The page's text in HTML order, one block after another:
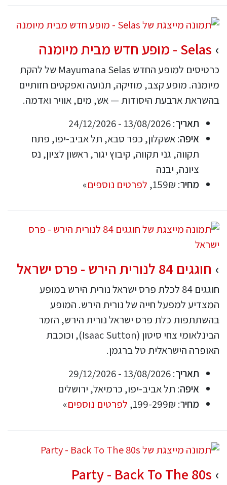
Selas - מופע חדש מבית מיומנה
כרטיסים למופע החדש Mayumana Selas של להקת
מיומנה. מופע קצב, מוזיקה, תנועה ואפקטים חזותיים
בהשראת ארבעת היסודות — אש, מים, אוויר ואדמה.
תאריך: 13/08/2026 - 24/12/2026
איפה: אשקלון, כפר סבא, תל אביב-יפו, פתח
תקווה, גני תקווה, קיבוץ יגור, ראשון לציון, נס
ציונה, יבנה
מחיר: 159₪, לפרטים נוספים»
חוגגים 84 לנורית הירש - פרס ישראל
חוגגים 84 לכלת פרס ישראל נורית הירש במופע
המצדיע למפעל חייה של נורית הירש. המופע
בהשתתפות כלת פרס ישראל נורית הירש, הזמר
הבינלאומי צחי סיטון (Isaac Sutton), וכוכבת
האופרה הישראלית טל ברגמן.
תאריך: 13/08/2026 - 29/12/2026
איפה: תל אביב-יפו, כרמיאל, ירושלים
מחיר: 199-299₪, לפרטים נוספים»
Party - Back To The 80s